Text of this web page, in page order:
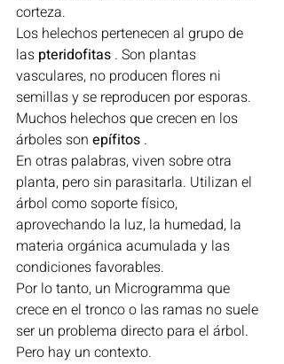
corteza.
Los helechos pertenecen al grupo de
las pteridofitas . Son plantas
vasculares, no producen flores ni
semillas y se reproducen por esporas.
Muchos helechos que crecen en los
árboles son epífitos .
En otras palabras, viven sobre otra
planta, pero sin parasitarla. Utilizan el
árbol como soporte físico,
aprovechando la luz, la humedad, la
materia orgánica acumulada y las
condiciones favorables.
Por lo tanto, un Microgramma que
crece en el tronco o las ramas no suele
ser un problema directo para el árbol.
Pero hay un contexto.